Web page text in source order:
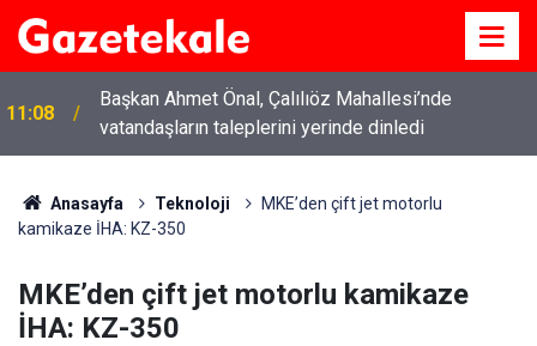
11:08
Başkan Ahmet Önal, Çalılıöz Mahallesi’nde
vatandaşların taleplerini yerinde dinledi
Anasayfa Teknoloji
MKE’den çift jet motorlu
kamikaze İHA: KZ-350
MKE’den çift jet motorlu kamikaze
İHA: KZ-350